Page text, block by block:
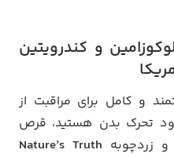
و کندرویتین
و کامل برای مراقبت از
تحرک بدن هستید، قرص
و زردچوبه Nature’s Truth